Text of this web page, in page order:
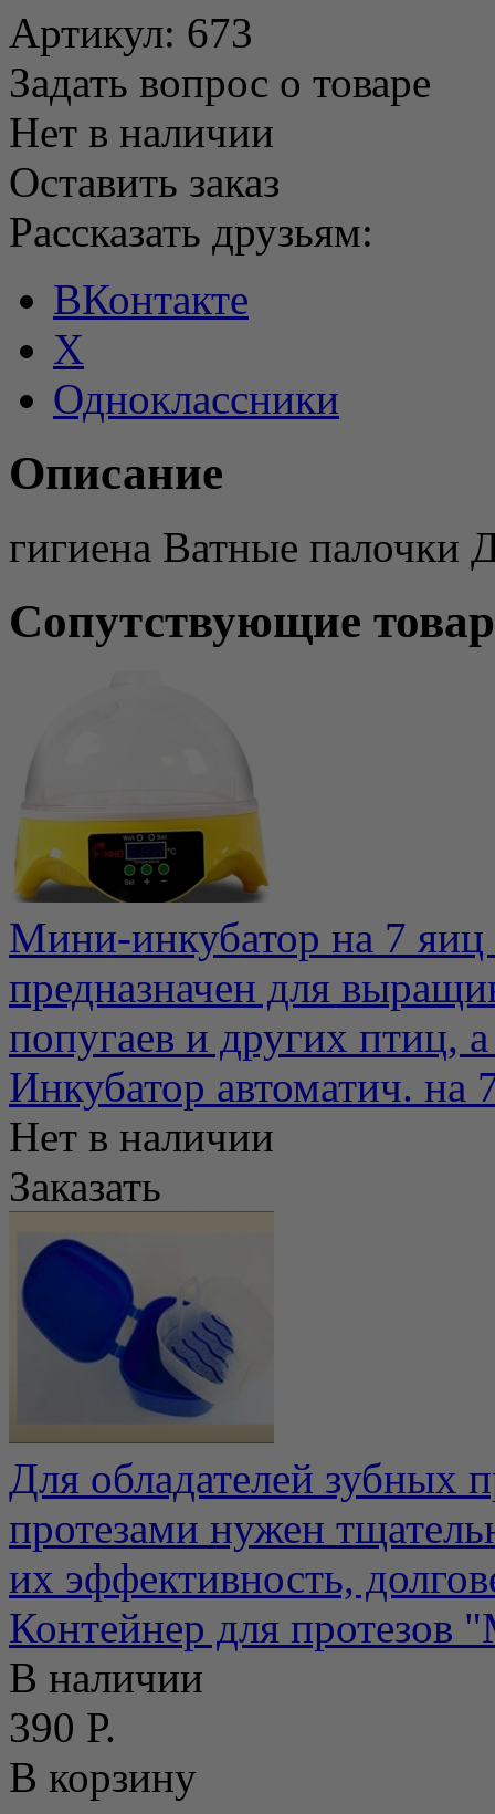
Артикул: 673
Задать вопрос о товаре
Нет в наличии
Оставить заказ
Рассказать друзьям:
ВКонтакте
X
Одноклассники
Описание
гигиена Ватные палочки
Сопутствующие
Мини-инкубатор на 7
предназначен для
попугаев и других птиц,
Инкубатор автоматич. на
Нет в наличии
Заказать
Для обладателей зубных
протезами нужен
их эффективность,
Контейнер для протезов
В наличии
390 Р.
В корзину